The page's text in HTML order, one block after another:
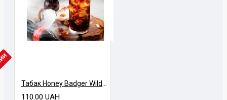
110.00 UAH